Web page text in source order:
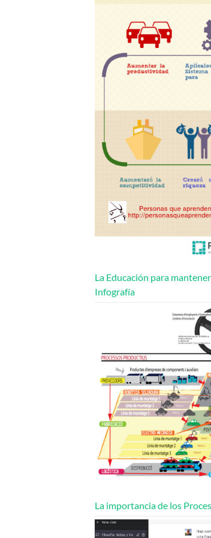
La Educación para
Infografía
La importancia de los